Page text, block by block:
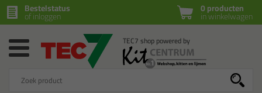
0 producten
in winkelwagen
Bestelstatus
of inloggen